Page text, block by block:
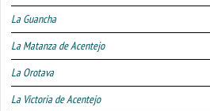
La Guancha
La Matanza de Acentejo
La Orotava
La Victoria de Acentejo